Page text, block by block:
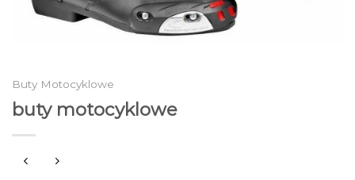
Buty Motocyklowe
buty motocyklowe